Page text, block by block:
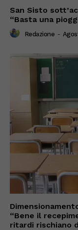
San Sisto
“Basta una
Redazione -
“Bene il
ritardi rischiano